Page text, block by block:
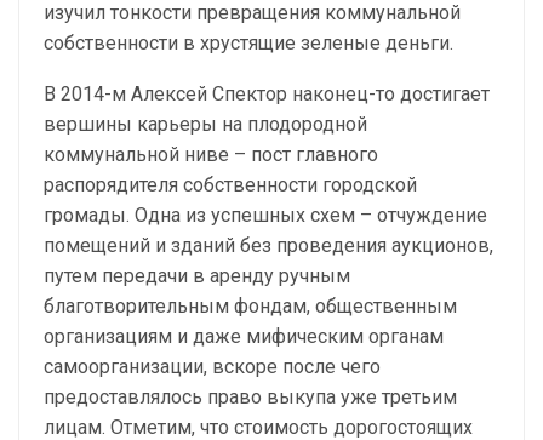
изучил тонкости превращения коммунальной
собственности в хрустящие зеленые деньги.
В 2014-м Алексей Спектор наконец-то достигает
вершины карьеры на плодородной
коммунальной ниве – пост главного
распорядителя собственности городской
громады. Одна из успешных схем – отчуждение
помещений и зданий без проведения аукционов,
путем передачи в аренду ручным
благотворительным фондам, общественным
организациям и даже мифическим органам
самоорганизации, вскоре после чего
предоставлялось право выкупа уже третьим
лицам. Отметим, что стоимость дорогостоящих